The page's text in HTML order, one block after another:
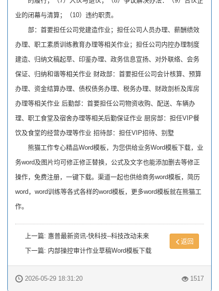
业的闭幕与清算；（10）违约职责。
部：首要担任公司党建造作业；担任公司人员办理、薪酬绩效
办理、职工素质训练教育办理等相关作业；担任公司内控办理制度
建造、归纳文稿起草、印鉴办理、政务信息宣扬、对外联络、会务
保证、归纳和谐等相关作业 财政部：首要担任公司会计核算、预算
办理、资金结算办理、债权债务办理、税务办理、财政剖析及库房
办理等相关作业 后勤部：首要担任公司物资收购、配送、车辆办
理、职工食堂及宿舍办理等相关后勤保证作业 厨房部：担任VIP餐
饮及食堂的经营办理等作业 招待部：担任VIP招待、别墅
熊猫工作专心精品Word模板，为您供给业务Word模板下载，业
务word及图片均可修正修正替换，公式及文字也能添加删去等修正
操作，免费注册，一键下载。渠道一起也供给商务word模板，简历
word，word训练等各式各样的word模板，更多word模板就在熊猫工
作。
上一篇: 惠普最新资讯-快科技--科技改动未来
下一篇: 内部操控审计作业草稿Word模板下载
返回
2026-05-29 18:31:20 1517